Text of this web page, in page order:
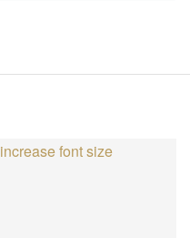
increase font size